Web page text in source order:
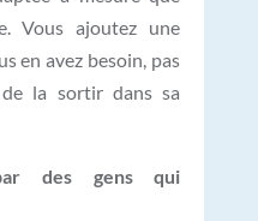
Vous ajoutez une
en avez besoin, pas
de la sortir dans sa
des gens qui